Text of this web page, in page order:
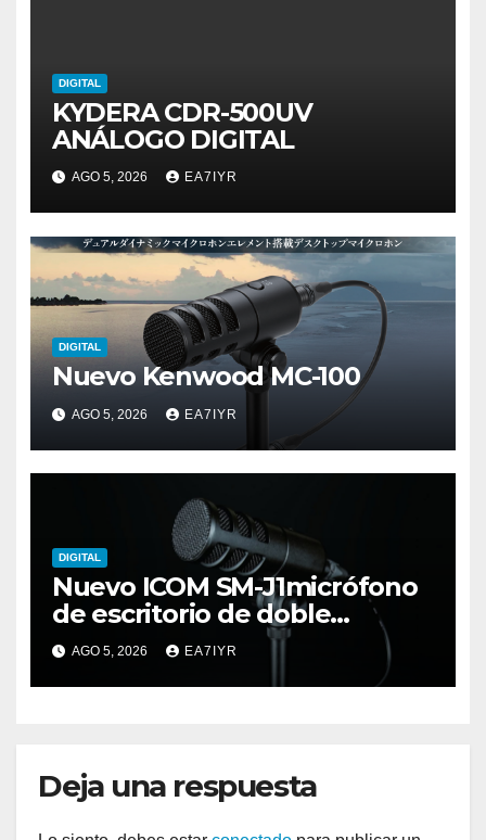
DIGITAL
KYDERA CDR-500UV
ANÁLOGO DIGITAL
AGO 5, 2026 EA7IYR
DIGITAL
Nuevo Kenwood MC-100
AGO 5, 2026 EA7IYR
DIGITAL
Nuevo ICOM SM-J1micrófono
de escritorio de doble
elemento premium
AGO 5, 2026 EA7IYR
Deja una respuesta